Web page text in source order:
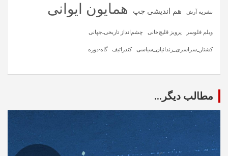
نشریه آرش هم اندیشی چپ همایون ایوانی
ویلم فلوسر پرویز قلیچ‌خانی چشم‌انداز تاریخی‌ـ‌جهانی
کشتار_سراسری_زندانیان_سیاسی کندراتیف گاه-دوره
مطالب دیگر...